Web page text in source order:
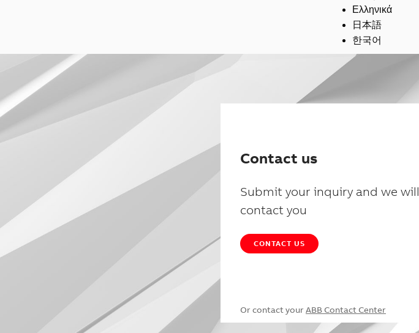
Ελληνικά
日本語
한국어
Contact us
Submit your inquiry and we will
contact you
CONTACT US
Or contact your ABB Contact Center